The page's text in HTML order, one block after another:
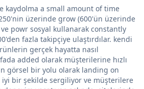
kaydolma a small amount of time
üzerinde grow (600'ün üzerinde
powr sosyal kullanarak constantly
fazla takipçiye ulaştırdılar. kendi
gerçek hayatta nasıl
added olarak müşterilerine hızlı
görsel bir yolu olarak landing on
bir şekilde sergiliyor ve müşterilere